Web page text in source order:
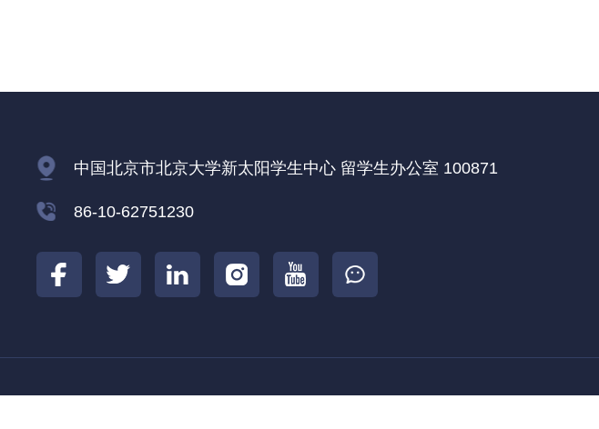
中国北京市北京大学新太阳学生中心 留学生办公室 100871
86-10-62751230